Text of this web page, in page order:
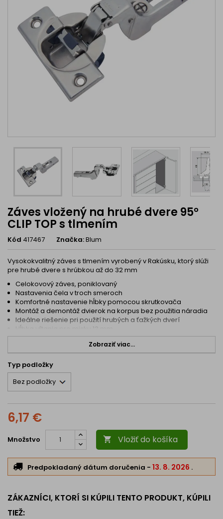
Záves vložený na hrubé dvere 95°
CLIP TOP s tlmením
Kód 417467 Značka:Blum
Vysokokvalitný záves s tlmením vyrobený v Rakúsku, ktorý slúži
pre hrubé dvere s hrúbkou až do 32 mm
Celokovový záves, poniklovaný
Nastavenia čela v troch smeroch
Komfortné nastavenie hĺbky pomocou skrutkovača
Montáž a demontáž dvierok na korpus bez použitia náradia
Ideálne riešenie pri použití hrubých a ťažkých dverí
Hĺbka vŕtania pre misku 13 mm
Zobraziť viac...
Typ podložky
6,17 €
Množstvo  Vložiť do košíka
Predpokladaný dátum doručenia - 13. 8. 2026 .
ZÁKAZNÍCI, KTORÍ SI KÚPILI TENTO PRODUKT, KÚPILI
TIEŽ: